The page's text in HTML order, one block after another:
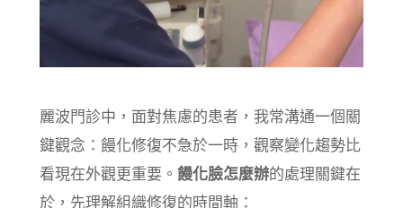
麗波門診中，面對焦慮的患者，我常溝通一個關
鍵觀念：饅化修復不急於一時，觀察變化趨勢比
看現在外觀更重要。 饅化臉怎麼辦的處理關鍵在
於，先理解組織修復的時間軸：